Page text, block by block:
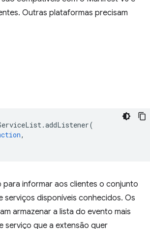
Outras plataformas precisam
.addListener(
,
para informar aos clientes o conjunto
serviços disponíveis conhecidos. Os
armazenar a lista do evento mais
serviço que a extensão quer